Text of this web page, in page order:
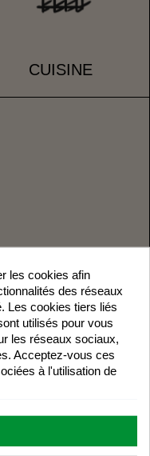
CUISINE
les cookies afin
des réseaux
Les cookies tiers liés
utilisés pour vous
les réseaux sociaux,
Acceptez-vous ces
à l'utilisation de